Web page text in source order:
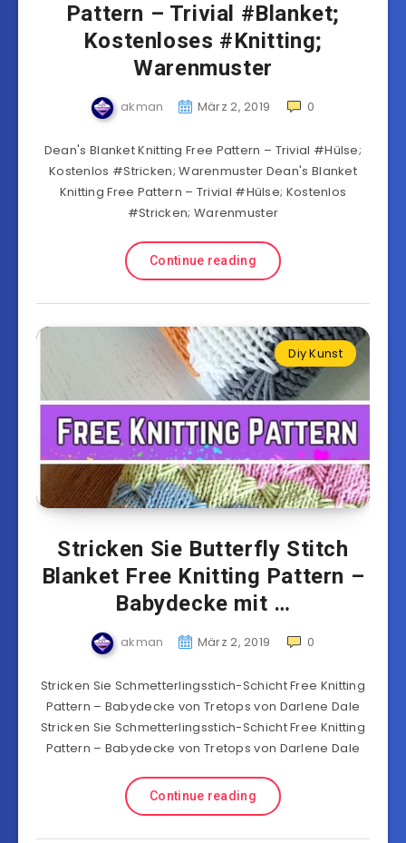
Pattern – Trivial #Blanket;
Kostenloses #Knitting;
Warenmuster
akman März 2, 2019 0
Dean's Blanket Knitting Free Pattern – Trivial #Hülse;
Kostenlos #Stricken; Warenmuster Dean's Blanket
Knitting Free Pattern – Trivial #Hülse; Kostenlos
#Stricken; Warenmuster
Continue reading
Diy Kunst
Stricken Sie Butterfly Stitch
Blanket Free Knitting Pattern –
Babydecke mit …
akman März 2, 2019 0
Stricken Sie Schmetterlingsstich-Schicht Free Knitting
Pattern – Babydecke von Tretops von Darlene Dale
Stricken Sie Schmetterlingsstich-Schicht Free Knitting
Pattern – Babydecke von Tretops von Darlene Dale
Continue reading